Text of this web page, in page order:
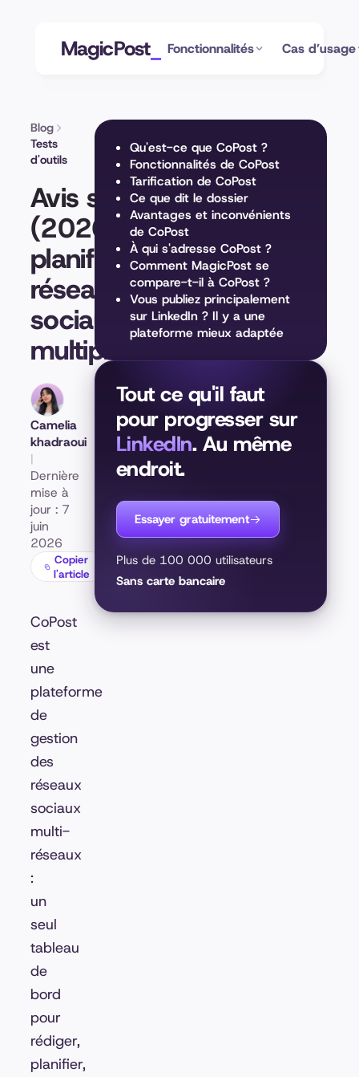
MagicPost Fonctionnalités Cas d’usage
Blog
Tests
d'outils
Avis sur CoPost
(2026) : un
planificateur de
réseaux
sociaux
multiplateforme
Camelia
khadraoui
|
Dernière
mise à
jour : 7
juin
2026
Copier
l'article
CoPost
est
une
plateforme
de
gestion
des
réseaux
sociaux
multi-
réseaux
:
un
seul
tableau
de
bord
pour
rédiger,
planifier,
Qu'est-ce que CoPost ?
Fonctionnalités de CoPost
Tarification de CoPost
Ce que dit le dossier
Avantages et inconvénients
de CoPost
À qui s'adresse CoPost ?
Comment MagicPost se
compare-t-il à CoPost ?
Vous publiez principalement
sur LinkedIn ? Il y a une
plateforme mieux adaptée
Tout ce qu'il faut
pour progresser sur
LinkedIn. Au même
endroit.
Essayer gratuitement
Plus de 100 000 utilisateurs
Sans carte bancaire